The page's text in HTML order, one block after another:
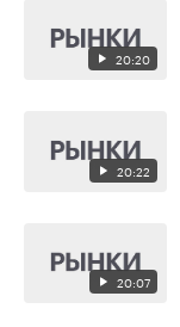
20:20
20:22
20:07